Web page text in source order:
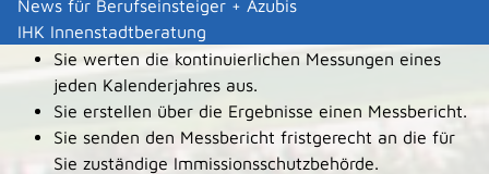
News für Berufseinsteiger + Azubis
IHK Innenstadtberatung
Verfahrensablauf
Sie werten die kontinuierlichen Messungen eines
jeden Kalenderjahres aus.
Sie erstellen über die Ergebnisse einen Messbericht.
Sie senden den Messbericht fristgerecht an die für
Sie zuständige Immissionsschutzbehörde.